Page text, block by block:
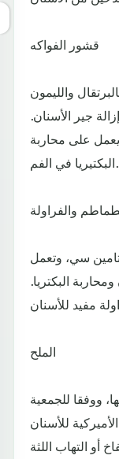
قشور الفواكه
والليمون
جير الأسنان.
على محاربة
البكتيريا في الفم.
والفراولة
سي، وتعمل
البكتريا.
الملح
ووفقا للجمعية
الأميركية للأسنان (ADA)، يعتبر الملح من أكثر طرق إزالة
أو التهاب اللثة